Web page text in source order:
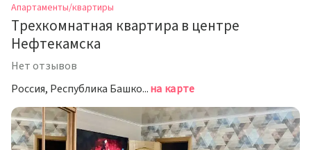
Апартаменты/квартиры
Трехкомнатная квартира в центре
Нефтекамска
Нет отзывов
Россия, Республика Башкортостан, Нефтекамск, Комсомольский проспект, 24Бна карте